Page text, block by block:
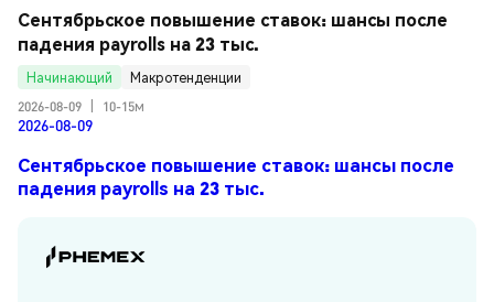
Сентябрьское повышение ставок: шансы после
падения payrolls на 23 тыс.
Начинающий
Макротенденции
2026-08-09
10-15м
2026-08-09
Сентябрьское повышение ставок: шансы после
падения payrolls на 23 тыс.